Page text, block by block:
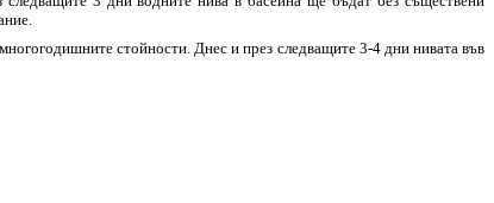
стойности. Днес и през следващите 3-4 дни нивата във